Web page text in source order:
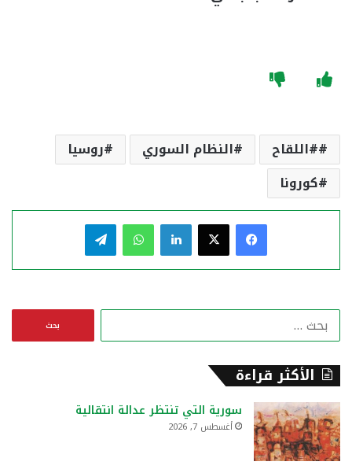
#اللقاح النظام السوري
روسيا
كورونا
فيسبوك لينكدإن واتساب
ن
الأكثر قراءة
سورية التي تنتظر عدالة انتقالية
أغسطس 7, 2026